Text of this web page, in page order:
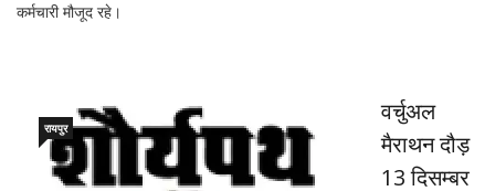
कर्मचारी मौजूद रहे।
रायपुर
वर्चुअल
मैराथन दौड़
13 दिसम्बर